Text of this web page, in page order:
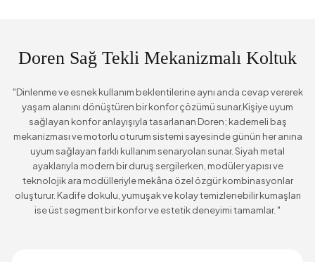
Doren Sağ Tekli Mekanizmalı Koltuk
"Dinlenme ve esnek kullanım beklentilerine aynı anda cevap vererek
yaşam alanını dönüştüren bir konfor çözümü sunar.Kişiye uyum
sağlayan konfor anlayışıyla tasarlanan Doren; kademeli baş
mekanizması ve motorlu oturum sistemi sayesinde günün her anına
uyum sağlayan farklı kullanım senaryoları sunar. Siyah metal
ayaklarıyla modern bir duruş sergilerken, modüler yapısı ve
teknolojik ara modülleriyle mekâna özel özgür kombinasyonlar
oluşturur. Kadife dokulu, yumuşak ve kolay temizlenebilir kumaşları
ise üst segment bir konfor ve estetik deneyimi tamamlar. "